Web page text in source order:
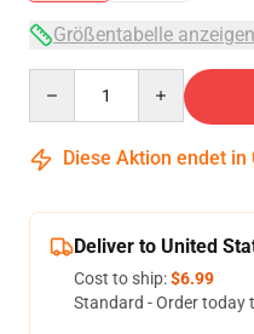
Größentabelle anzeigen
Diese Aktion endet in
Deliver to United
Cost to ship:$6.99
Standard - Order today